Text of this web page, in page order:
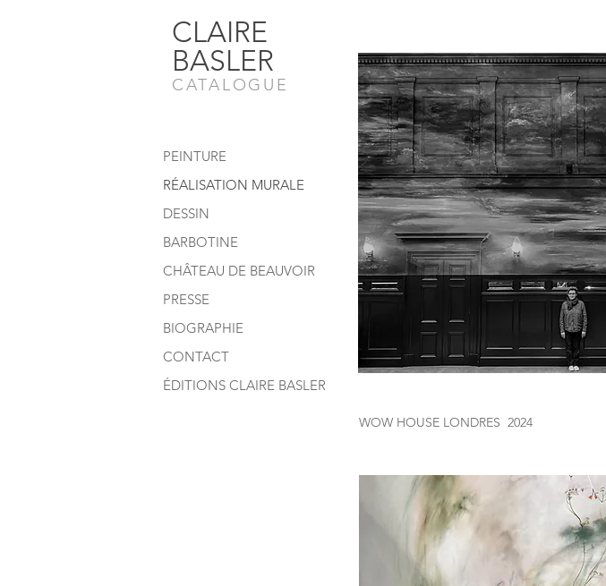
CLAIRE
BASLER
CATALOGUE
WOW HOUSE LONDRES 2024
PEINTURE
RÉALISATION MURALE
DESSIN
BARBOTINE
CHÂTEAU DE BEAUVOIR
PRESSE
BIOGRAPHIE
CONTACT
ÉDITIONS CLAIRE BASLER